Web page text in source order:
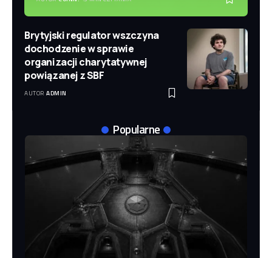
Brytyjski regulator wszczyna
dochodzenie w sprawie
organizacji charytatywnej
powiązanej z SBF
AUTOR ADMIN
Popularne